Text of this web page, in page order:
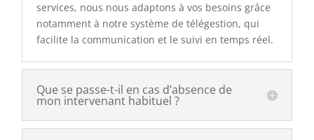
services, nous nous adaptons à vos besoins grâce
notamment à notre système de télégestion, qui
facilite la communication et le suivi en temps réel.
Que se passe-t-il en cas d’absence de
mon intervenant habituel ?